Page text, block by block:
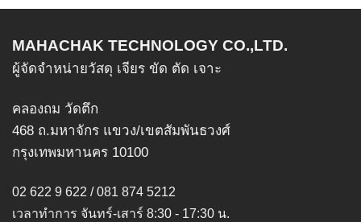
chosen
the
product
page
has
variants.
MAHACHAK TECHNOLOGY CO.,LTD.
ผู้จัดจำหน่ายวัสดุ เจียร ขัด ตัด เจาะ
คลองถม วัดตึก
468 ถ.มหาจักร แขวง/เขตสัมพันธวงศ์
กรุงเทพมหานคร 10100
02 622 9 622 / 081 874 5212
เวลาทำการ จันทร์-เสาร์ 8:30 - 17:30 น.